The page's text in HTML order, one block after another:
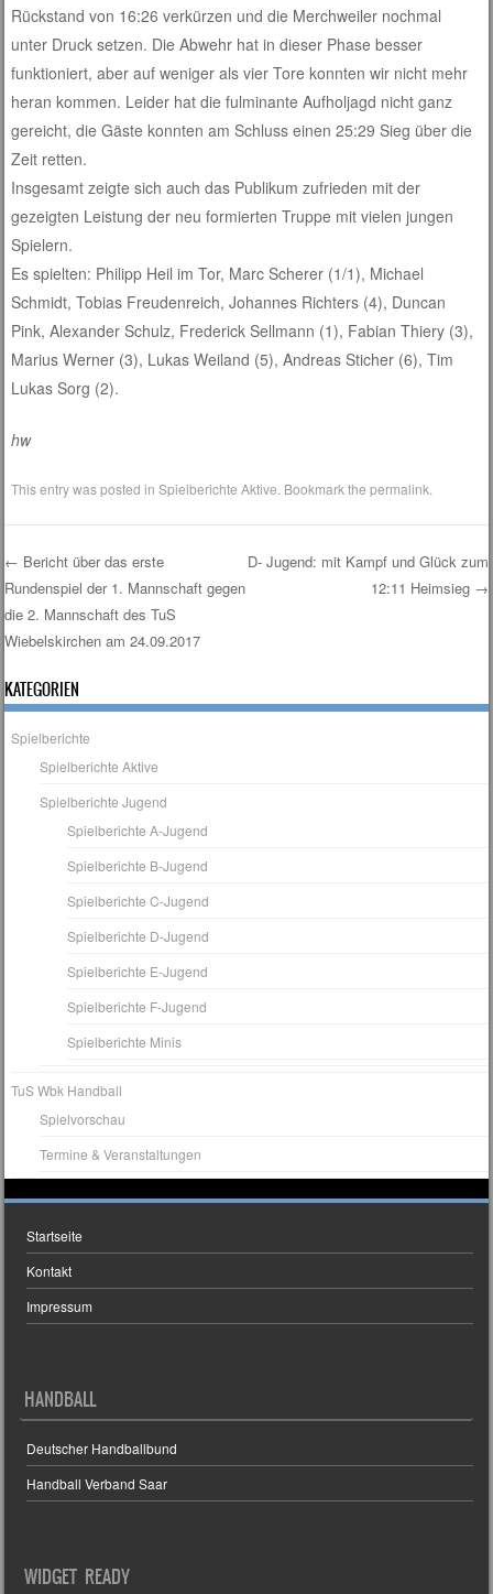
Rückstand von 16:26 verkürzen und die Merchweiler nochmal
unter Druck setzen. Die Abwehr hat in dieser Phase besser
funktioniert, aber auf weniger als vier Tore konnten wir nicht mehr
heran kommen. Leider hat die fulminante Aufholjagd nicht ganz
gereicht, die Gäste konnten am Schluss einen 25:29 Sieg über die
Zeit retten.
Insgesamt zeigte sich auch das Publikum zufrieden mit der
gezeigten Leistung der neu formierten Truppe mit vielen jungen
Spielern.
Es spielten: Philipp Heil im Tor, Marc Scherer (1/1), Michael
Schmidt, Tobias Freudenreich, Johannes Richters (4), Duncan
Pink, Alexander Schulz, Frederick Sellmann (1), Fabian Thiery (3),
Marius Werner (3), Lukas Weiland (5), Andreas Sticher (6), Tim
Lukas Sorg (2).
hw
This entry was posted inSpielberichte Aktive . Bookmark thepermalink
Post navigation
← Bericht über das erste
Rundenspiel der 1. Mannschaft gegen
die 2. Mannschaft des TuS
Wiebelskirchen am 24.09.2017
D- Jugend: mit Kampf und Glück zum
12:11 Heimsieg →
KATEGORIEN
Spielberichte
Spielberichte Aktive
Spielberichte Jugend
Spielberichte A-Jugend
Spielberichte B-Jugend
Spielberichte C-Jugend
Spielberichte D-Jugend
Spielberichte E-Jugend
Spielberichte F-Jugend
Spielberichte Minis
TuS Wbk Handball
Spielvorschau
Termine & Veranstaltungen
Startseite
Kontakt
Impressum
HANDBALL
Deutscher Handballbund
Handball Verband Saar
WIDGET READY